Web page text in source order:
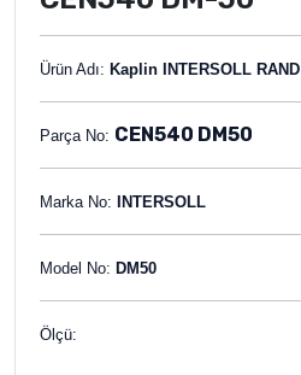
Ürün Adı: Kaplin INTERSOLL RAND
Parça No: CEN540 DM50
Marka No: INTERSOLL
Model No: DM50
Ölçü: